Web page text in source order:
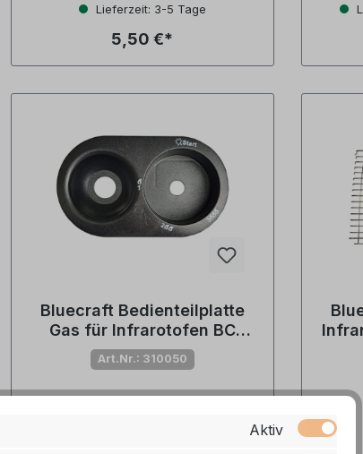
Lieferzeit: 3-5 Tage
5,50 €*
Bluecraft Bedienteilplatte
Gas für Infrarotofen BC
4200 Turbo
Art.Nr.: 310050
Aktiv